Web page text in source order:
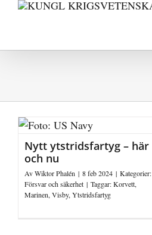
Fortsätt
Nytt ytstridsfartyg – här
och nu
AvWiktor Phalén | 8 feb 2024 | Kategorier:
Försvar och säkerhet | Taggar:Korvett,
Marinen, Visby, Ytstridsfartyg